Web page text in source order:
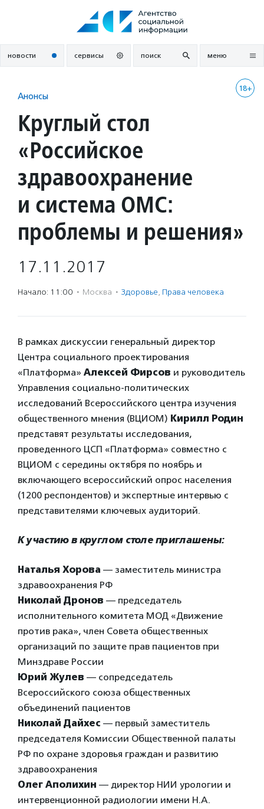
новости сервисы поиск меню
18+
Анонсы
Круглый стол
«Российское
здравоохранение
и система ОМС:
проблемы и решения»
17.11.2017
Начало: 11:00 · Москва · Здоровье, Права человека
В рамках дискуссии генеральный директор
Центра социального проектирования
«Платформа» Алексей Фирсов и руководитель
Управления социально-политических
исследований Всероссийского центра изучения
общественного мнения (ВЦИОМ) Кирилл Родин
представят результаты исследования,
проведенного ЦСП «Платформа» совместно с
ВЦИОМ с середины октября по ноябрь и
включающего всероссийский опрос населения
(1200 респондентов) и экспертные интервью с
представителями ключевых аудиторий.
К участию в круглом столе приглашены:
Наталья Хорова — заместитель министра
здравоохранения РФ
Николай Дронов — председатель
исполнительного комитета МОД «Движение
против рака», член Совета общественных
организаций по защите прав пациентов при
Минздраве России
Юрий Жулев — сопредседатель
Всероссийского союза общественных
объединений пациентов
Николай Дайхес — первый заместитель
председателя Комиссии Общественной палаты
РФ по охране здоровья граждан и развитию
здравоохранения
Олег Аполихин — директор НИИ урологии и
интервенционной радиологии имени Н.А.